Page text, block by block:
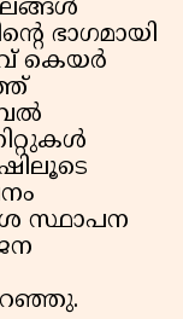
ഭാഗമായി
കെയര്‍
സ്ഥാപന